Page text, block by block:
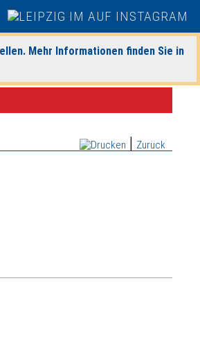
Mehr Informationen finden Sie in
Zurück